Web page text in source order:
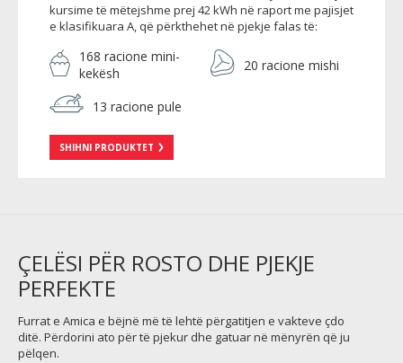
kursime të mëtejshme prej 42 kWh në raport me pajisjet
e klasifikuara A, që përkthehet në pjekje falas të:
168 racione mini-
kekësh
20 racione mishi
13 racione pule
SHIHNI PRODUKTET
ÇELËSI PËR ROSTO DHE PJEKJE
PERFEKTE
Furrat e Amica e bëjnë më të lehtë përgatitjen e vakteve çdo
ditë. Përdorini ato për të pjekur dhe gatuar në mënyrën që ju
pëlqen.